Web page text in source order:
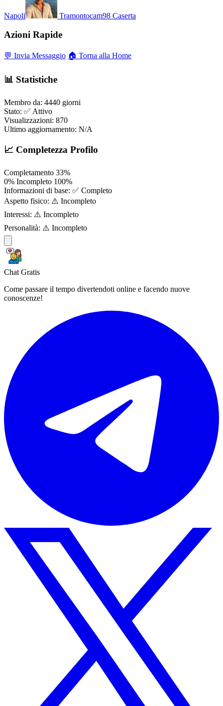
Napoli Tramontocam98 Caserta
Azioni Rapide
💬 Invia Messaggio 🏠 Torna alla Home
📊 Statistiche
Membro da: 4440 giorni
Stato: ✅ Attivo
Visualizzazioni: 870
Ultimo aggiornamento: N/A
📈 Completezza Profilo
Completamento 33%
0% Incompleto 100%
Informazioni di base: ✅ Completo
Aspetto fisico: ⚠️ Incompleto
Interessi: ⚠️ Incompleto
Personalità: ⚠️ Incompleto
Chat Gratis
Come passare il tempo divertendoti online e facendo nuove
conoscenze!